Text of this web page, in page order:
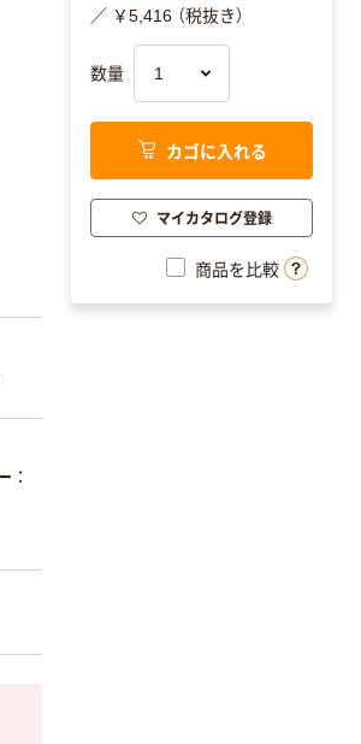
／ ￥5,416 （税抜き）
数量
カゴに入れる
マイカタログ登録
商品を比較